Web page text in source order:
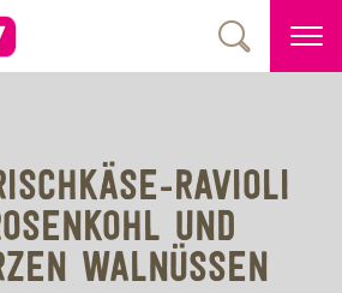
RAVIOLI
UND
WALNÜSSEN